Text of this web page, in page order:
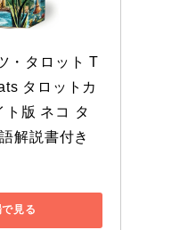
・タロット T
タロットカ
ト版 ネコ タ
解説書付き
見る